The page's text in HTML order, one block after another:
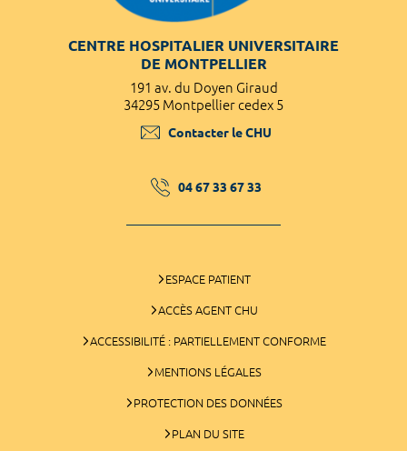
CENTRE HOSPITALIER UNIVERSITAIRE
DE MONTPELLIER
191 av. du Doyen Giraud
34295 Montpellier cedex 5
Contacter le CHU
04 67 33 67 33
ESPACE PATIENT
ACCÈS AGENT CHU
ACCESSIBILITÉ : PARTIELLEMENT CONFORME
MENTIONS LÉGALES
PROTECTION DES DONNÉES
PLAN DU SITE